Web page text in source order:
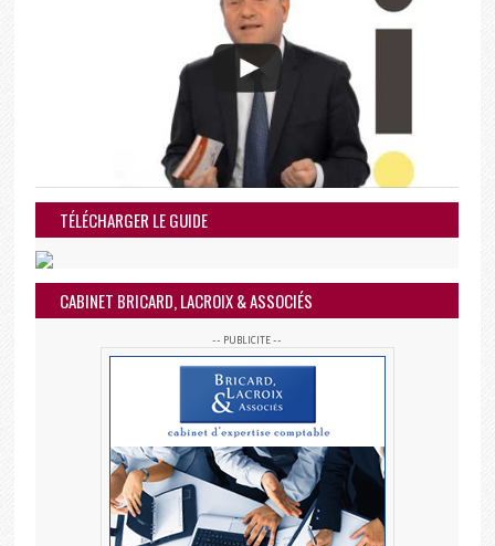
TÉLÉCHARGER LE GUIDE
CABINET BRICARD, LACROIX & ASSOCIÉS
-- PUBLICITE --